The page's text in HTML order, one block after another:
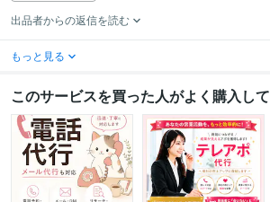
出品者からの返信を読む
もっと見る
このサービスを買った人がよく購入し